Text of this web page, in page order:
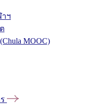
ฯ
MOOC)